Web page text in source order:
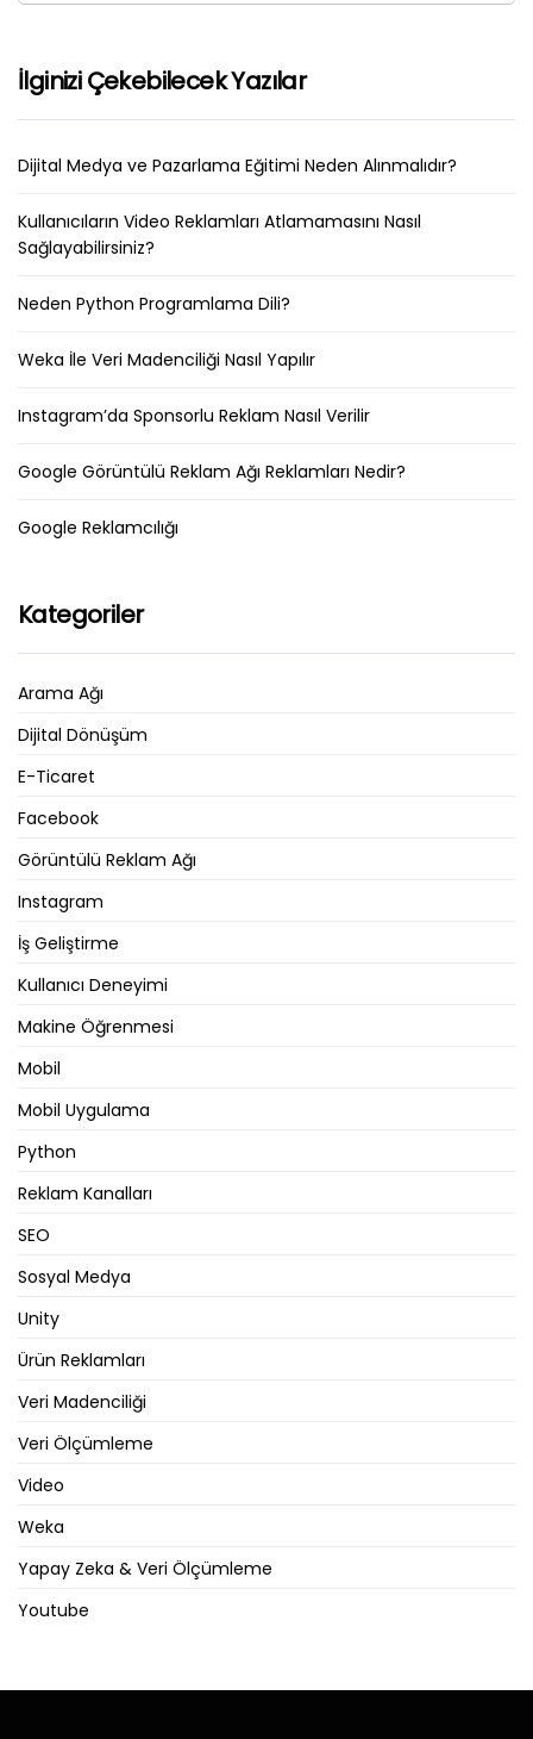
İlginizi Çekebilecek Yazılar
Dijital Medya ve Pazarlama Eğitimi Neden Alınmalıdır?
Kullanıcıların Video Reklamları Atlamamasını Nasıl
Sağlayabilirsiniz?
Neden Python Programlama Dili?
Weka İle Veri Madenciliği Nasıl Yapılır
Instagram’da Sponsorlu Reklam Nasıl Verilir
Google Görüntülü Reklam Ağı Reklamları Nedir?
Google Reklamcılığı
Kategoriler
Arama Ağı
Dijital Dönüşüm
E-Ticaret
Facebook
Görüntülü Reklam Ağı
Instagram
İş Geliştirme
Kullanıcı Deneyimi
Makine Öğrenmesi
Mobil
Mobil Uygulama
Python
Reklam Kanalları
SEO
Sosyal Medya
Unity
Ürün Reklamları
Veri Madenciliği
Veri Ölçümleme
Video
Weka
Yapay Zeka & Veri Ölçümleme
Youtube